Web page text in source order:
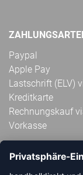
Paypal
Apple Pay
Lastschrift (ELV)
Kreditkarte
Rechnungskauf
Vorkasse
ABONNIERE